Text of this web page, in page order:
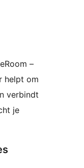
–
helpt om
verbindt
je